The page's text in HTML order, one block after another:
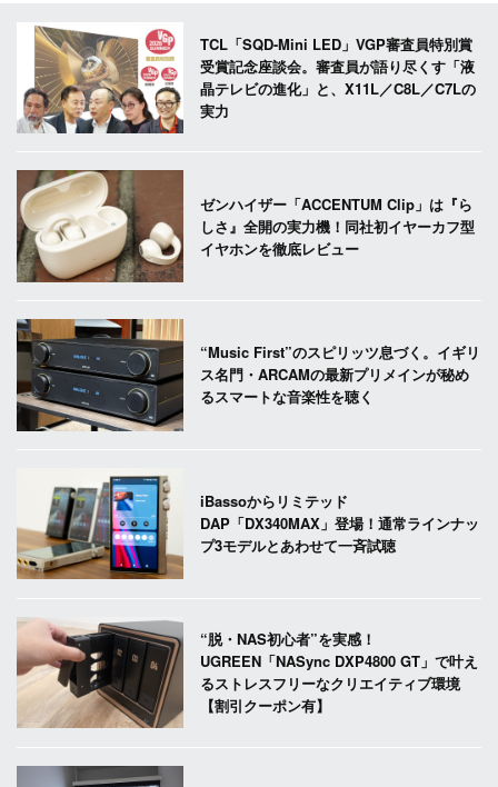
TCL「SQD-Mini LED」VGP審査員特別賞
受賞記念座談会。審査員が語り尽くす「液
晶テレビの進化」と、X11L／C8L／C7Lの
実力
ゼンハイザー「ACCENTUM Clip」は『ら
しさ』全開の実力機！同社初イヤーカフ型
イヤホンを徹底レビュー
“Music First”のスピリッツ息づく。イギリ
ス名門・ARCAMの最新プリメインが秘め
るスマートな音楽性を聴く
iBassoからリミテッド
DAP「DX340MAX」登場！通常ラインナッ
プ3モデルとあわせて一斉試聴
“脱・NAS初心者”を実感！
UGREEN「NASync DXP4800 GT」で叶え
るストレスフリーなクリエイティブ環境
【割引クーポン有】